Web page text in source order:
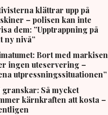
klättrar upp på
– polisen kan inte
dem: ”Upptrappning på
ny nivå”
Bort med markisen
ingen uteservering –
utpressningssituationen”
granskar: Så mycket
kärnkraften att kosta –